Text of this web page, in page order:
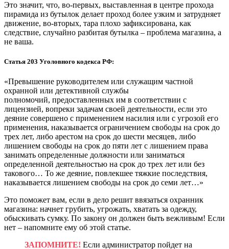
Это значит, что, во-первых, выставленная в центре прохода
пирамида из бутылок делает проход более узким и затрудняет
движение, во-вторых, тара плохо зафиксирована, как
следствие, случайно разбитая бутылка – проблема магазина, а
не ваша.
Статья 203 Уголовного кодекса РФ:
«Превышение руководителем или служащим частной
охранной или детективной службы
полномочий, предоставленных им в соответствии с
лицензией, вопреки задачам своей деятельности, если это
деяние совершено с применением насилия или с угрозой его
применения, наказывается ограничением свободы на срок до
трех лет, либо арестом на срок до шести месяцев, либо
лишением свободы на срок до пяти лет с лишением права
занимать определенные должности или заниматься
определенной деятельностью на срок до трех лет или без
такового… То же деяние, повлекшее тяжкие последствия,
наказывается лишением свободы на срок до семи лет…»
Это поможет вам, если в дело решит ввязаться охранник
магазина: начнет грубить, угрожать, хватать за одежду,
обыскивать сумку. По закону он должен быть вежливым! Если
нет – напомните ему об этой статье.
ЗАПОМНИТЕ! Если администратор пойдет на